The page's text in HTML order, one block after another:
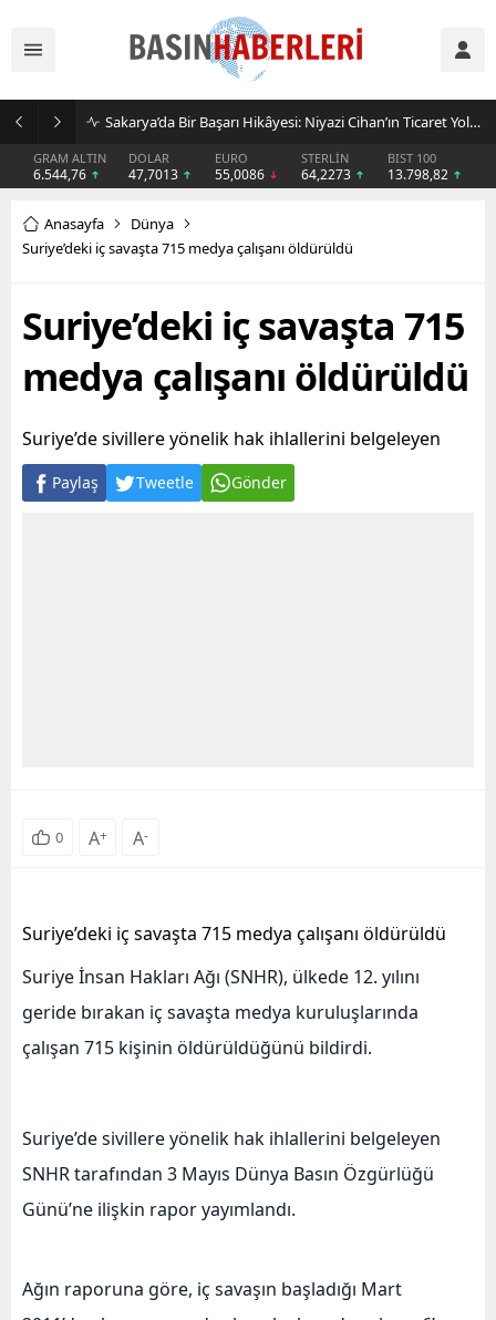
Sakarya’da Bir Başarı Hikâyesi: Niyazi Cihan’ın Ticaret Yolculuğu Markalara Dönüştü
GRAM ALTIN
6.544,76
DOLAR
47,7013
EURO
55,0086
STERLİN
64,2273
BIST 100
13.798,82
Anasayfa
Dünya
Suriye’deki iç savaşta 715 medya çalışanı öldürüldü
Suriye’deki iç savaşta 715
medya çalışanı öldürüldü
Suriye’de sivillere yönelik hak ihlallerini belgeleyen
Paylaş Tweetle Gönder
0 A+ A-
Suriye’deki iç savaşta 715 medya çalışanı öldürüldü
Suriye İnsan Hakları Ağı (SNHR), ülkede 12. yılını
geride bırakan iç savaşta medya kuruluşlarında
çalışan 715 kişinin öldürüldüğünü bildirdi.
Suriye’de sivillere yönelik hak ihlallerini belgeleyen
SNHR tarafından 3 Mayıs Dünya Basın Özgürlüğü
Günü’ne ilişkin rapor yayımlandı.
Ağın raporuna göre, iç savaşın başladığı Mart